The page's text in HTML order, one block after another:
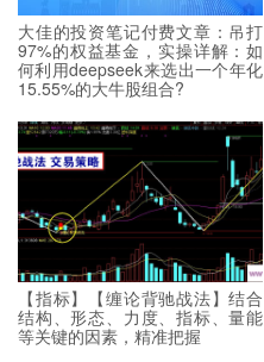
大佳的投资笔记付费文章：吊打
97%的权益基金，实操详解：如
何利用deepseek来选出一个年化
15.55%的大牛股组合?
【指标】【缠论背驰战法】结合
结构、形态、力度、指标、量能
等关键的因素，精准把握